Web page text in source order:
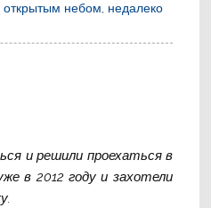
открытым небом, недалеко
и решили проехаться в
в 2012 году и захотели